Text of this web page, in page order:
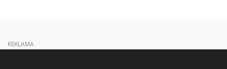
REKLAMA